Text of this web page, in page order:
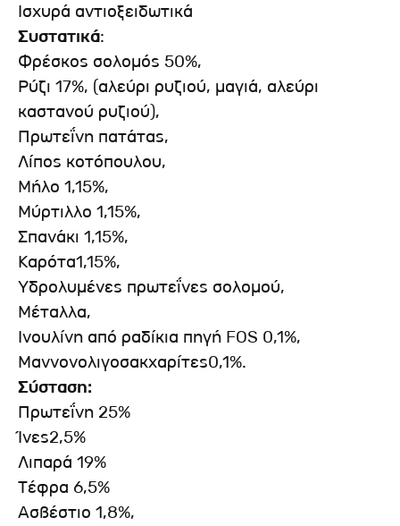
Ισχυρά αντιοξειδωτικά
Συστατικά:
Φρέσκος σολομός 50%,
Ρύζι 17%, (αλεύρι ρυζιού, μαγιά, αλεύρι
καστανού ρυζιού),
Πρωτεΐνη πατάτας,
Λίπος κοτόπουλου,
Μήλο 1,15%,
Μύρτιλλο 1,15%,
Σπανάκι 1,15%,
Καρότα1,15%,
Υδρολυμένες πρωτεΐνες σολομού,
Μέταλλα,
Ινουλίνη από ραδίκια πηγή FOS 0,1%,
Μαννονολιγοσακχαρίτες0,1%.
Σύσταση:
Πρωτεΐνη 25%
Ίνες2,5%
Λιπαρά 19%
Τέφρα 6,5%
Ασβέστιο 1,8%,